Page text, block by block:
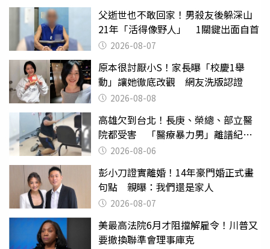
父逝世也不敢回家！男殺友後躲深山
21年「活得像野人」 1關鍵出面自首
2026-08-07
原本很討厭小S！家長曝「校慶1舉
動」讓她徹底改觀 網友洗版認證
2026-08-08
高雄欠到台北！長庚、榮總、部立醫
院都受害 「醫療暴力男」離譜紀錄
曝光2026-08-06
彭小刀證實離婚！14年豪門婚正式畫
句點 親曝：我們還是家人
2026-08-07
美最高法院6月才阻擋解雇令！川普又
要撤換聯準會理事庫克